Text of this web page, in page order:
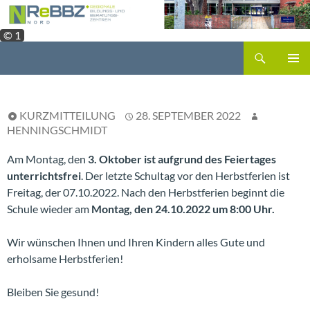
Zum
Inhalt
springen
© 1
KURZMITTEILUNG
28. SEPTEMBER 2022
HENNINGSCHMIDT
Am Montag, den 3. Oktober ist aufgrund des Feiertages
unterrichtsfrei. Der letzte Schultag vor den Herbstferien ist
Freitag, der 07.10.2022. Nach den Herbstferien beginnt die
Schule wieder am Montag, den 24.10.2022 um 8:00 Uhr.
Wir wünschen Ihnen und Ihren Kindern alles Gute und
erholsame Herbstferien!
Bleiben Sie gesund!